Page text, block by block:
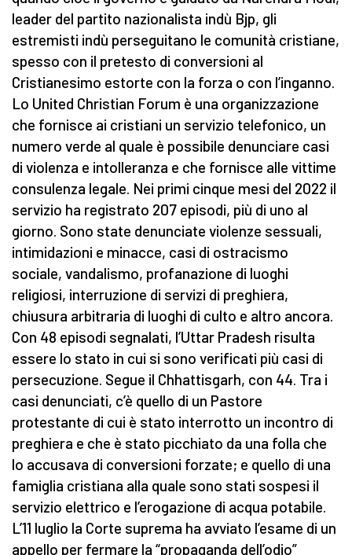
leader del partito nazionalista indù Bjp, gli
estremisti indù perseguitano le comunità cristiane,
spesso con il pretesto di conversioni al
Cristianesimo estorte con la forza o con l’inganno.
Lo United Christian Forum è una organizzazione
che fornisce ai cristiani un servizio telefonico, un
numero verde al quale è possibile denunciare casi
di violenza e intolleranza e che fornisce alle vittime
consulenza legale. Nei primi cinque mesi del 2022 il
servizio ha registrato 207 episodi, più di uno al
giorno. Sono state denunciate violenze sessuali,
intimidazioni e minacce, casi di ostracismo
sociale, vandalismo, profanazione di luoghi
religiosi, interruzione di servizi di preghiera,
chiusura arbitraria di luoghi di culto e altro ancora.
Con 48 episodi segnalati, l’Uttar Pradesh risulta
essere lo stato in cui si sono verificati più casi di
persecuzione. Segue il Chhattisgarh, con 44. Tra i
casi denunciati, c’è quello di un Pastore
protestante di cui è stato interrotto un incontro di
preghiera e che è stato picchiato da una folla che
lo accusava di conversioni forzate; e quello di una
famiglia cristiana alla quale sono stati sospesi il
servizio elettrico e l’erogazione di acqua potabile.
L’11 luglio la Corte suprema ha avviato l’esame di un
appello per fermare la “propaganda dell’odio”